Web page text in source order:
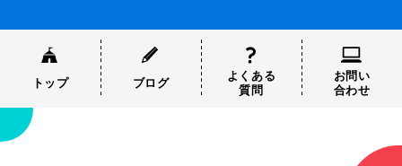
トップ ブログ
よくある
質問
お問い
合わせ